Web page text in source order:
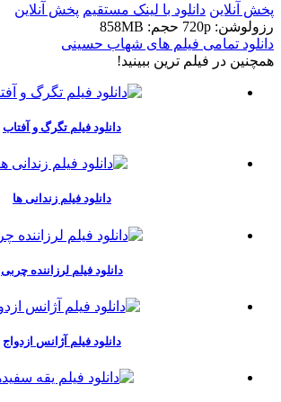
پخش آنلاین دانلود با لينک مستقيم پخش آنلاین
رزولوشن: 720p
حجم: 858MB
دانلود تمامی فیلم های شهاب حسینی
همچنين در فيلم ترين ببينيد!
دانلود فیلم تگرگ و آفتاب
دانلود فیلم زندانی ها
دانلود فیلم لرزاننده چربی
دانلود فیلم آژانس ازدواج